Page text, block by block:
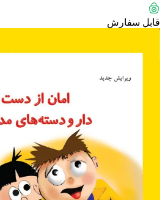
قابل سفارش